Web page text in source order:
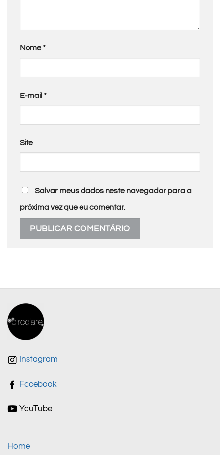
Nome*
E-mail*
Site
Salvar meus dados neste navegador para a
próxima vez que eu comentar.
Instagram
Facebook
YouTube
Home